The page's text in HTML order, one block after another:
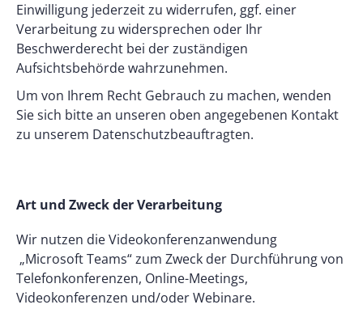
Einwilligung jederzeit zu widerrufen, ggf. einer
Verarbeitung zu widersprechen oder Ihr
Beschwerderecht bei der zuständigen
Aufsichtsbehörde wahrzunehmen.
Um von Ihrem Recht Gebrauch zu machen, wenden
Sie sich bitte an unseren oben angegebenen Kontakt
zu unserem Datenschutzbeauftragten.
Art und Zweck der Verarbeitung
Wir nutzen die Videokonferenzanwendung
„Microsoft Teams“ zum Zweck der Durchführung von
Telefonkonferenzen, Online-Meetings,
Videokonferenzen und/oder Webinare.